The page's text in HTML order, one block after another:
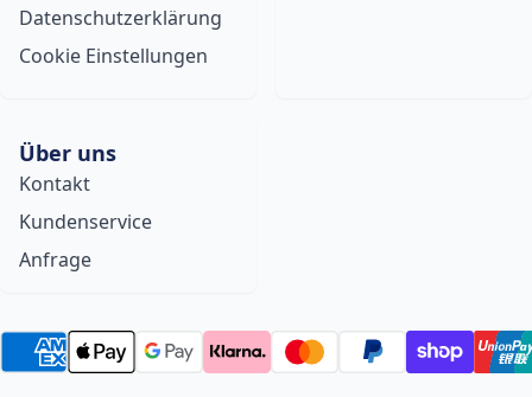
Datenschutzerklärung
Cookie Einstellungen
Über uns
Kontakt
Kundenservice
Anfrage